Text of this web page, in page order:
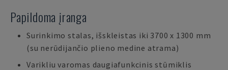
Papildoma įranga
Surinkimo stalas, išskleistas iki 3700 x 1300 mm
(su nerūdijančio plieno medine atrama)
Varikliu varomas daugiafunkcinis stūmiklis